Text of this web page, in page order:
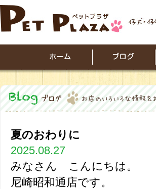
夏のおわりに
2025.08.27
みなさん こんにちは。
尼崎昭和通店です。